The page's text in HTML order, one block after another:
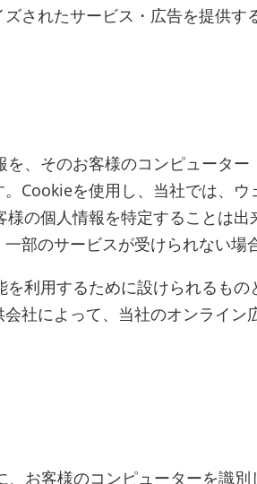
されたサービス・広告を提供
、そのお客様のコンピュータ
Cookieを使用し、当社では、
の個人情報を特定することは
部のサービスが受けられない場
利用するために設けられるも
社によって、当社のオンライ
お客様のコンピューターを識